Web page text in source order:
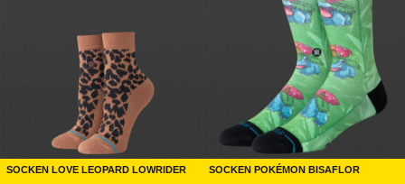
Socken Love Leopard Lowrider Socken Pokémon Bisaflor